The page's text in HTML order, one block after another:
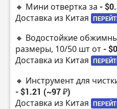
🔸 Мини отвертка за -
Доставка из Китая
🔸 Водостойкие
размеры, 10/50 шт от-
Доставка из Китая
🔸 Инструмент для
- $1.21 (~97 ₽)
Доставка из Китая